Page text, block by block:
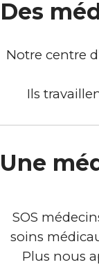
Des
Notre centre
Ils
Une
SOS
soins
Plus nous